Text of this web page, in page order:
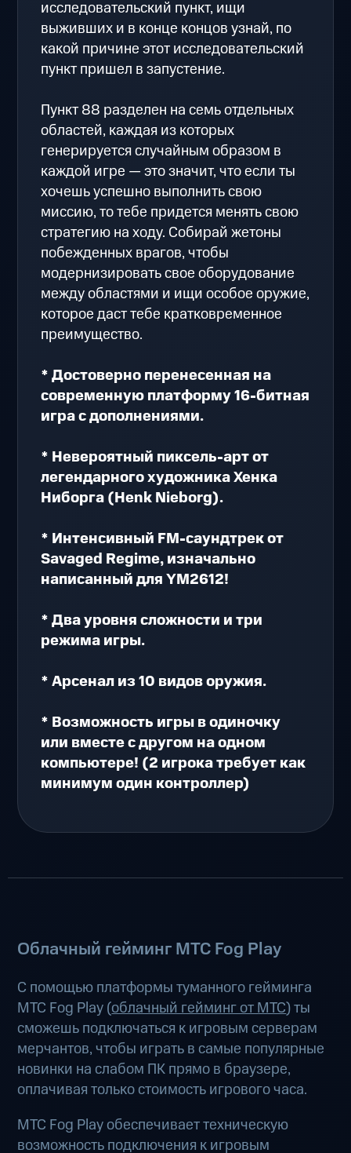
исследовательский пункт, ищи
выживших и в конце концов узнай, по
какой причине этот исследовательский
пункт пришел в запустение.
Пункт 88 разделен на семь отдельных
областей, каждая из которых
генерируется случайным образом в
каждой игре — это значит, что если ты
хочешь успешно выполнить свою
миссию, то тебе придется менять свою
стратегию на ходу. Собирай жетоны
побежденных врагов, чтобы
модернизировать свое оборудование
между областями и ищи особое оружие,
которое даст тебе кратковременное
преимущество.
* Достоверно перенесенная на
современную платформу 16-битная
игра с дополнениями.
* Невероятный пиксель-арт от
легендарного художника Хенка
Ниборга (Henk Nieborg).
* Интенсивный FM-саундтрек от
Savaged Regime, изначально
написанный для YM2612!
* Два уровня сложности и три
режима игры.
* Арсенал из 10 видов оружия.
* Возможность игры в одиночку
или вместе с другом на одном
компьютере! (2 игрока требует как
минимум один контроллер)
Облачный гейминг МТС Fog Play
С помощью платформы туманного гейминга
МТС Fog Play (облачный гейминг от МТС) ты
сможешь подключаться к игровым серверам
мерчантов, чтобы играть в самые популярные
новинки на слабом ПК прямо в браузере,
оплачивая только стоимость игрового часа.
МТС Fog Play обеспечивает техническую
возможность подключения к игровым